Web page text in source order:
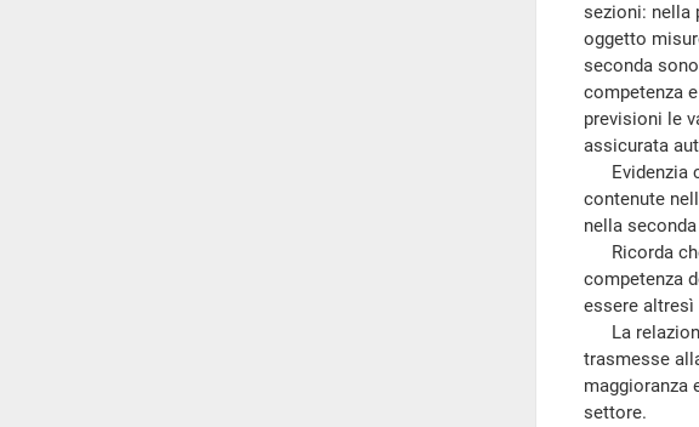
sezioni: nella
oggetto
seconda
competenza
previsioni le
assicurata
Evidenzia
contenute
nella
Ricorda
competenza
essere altresì
La
trasmesse
maggioranza
settore.